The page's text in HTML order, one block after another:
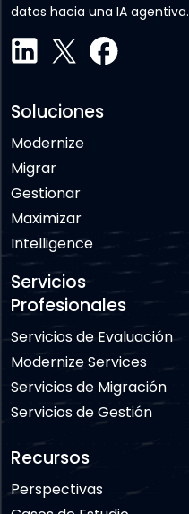
datos hacia una IA agentiva.
Soluciones
Modernize
Migrar
Gestionar
Maximizar
Intelligence
Servicios
Profesionales
Servicios de Evaluación
Modernize Services
Servicios de Migración
Servicios de Gestión
Recursos
Perspectivas